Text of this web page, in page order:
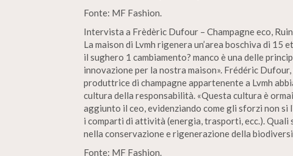
Fonte: MF Fashion.
Intervista a Frèdèric Dufour – Champagne eco,
La maison di Lvmh rigenera un’area boschiva di
il sughero 1 cambiamento? manco è una delle
innovazione per la nostra maison». Frédéric
produttrice di champagne appartenente a Lvmh
cultura della responsabilità. «Questa cultura è
aggiunto il ceo, evidenziando come gli sforzi non
i comparti di attività (energia, trasporti, ecc.).
nella conservazione e rigenerazione della
Fonte: MF Fashion.